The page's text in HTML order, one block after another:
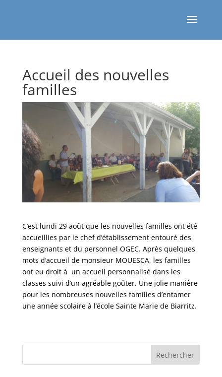
Accueil des nouvelles
familles
C’est lundi 29 août que les nouvelles familles ont été
accueillies par le chef d’établissement entouré des
enseignants et du personnel OGEC. Après quelques
mots d’accueil de monsieur MOUESCA, les familles
ont eu droit à un accueil personnalisé dans les
classes suivi d’un agréable goûter. Une jolie manière
pour les nombreuses nouvelles familles d’entamer
une année scolaire à l’école Sainte Marie de Biarritz.